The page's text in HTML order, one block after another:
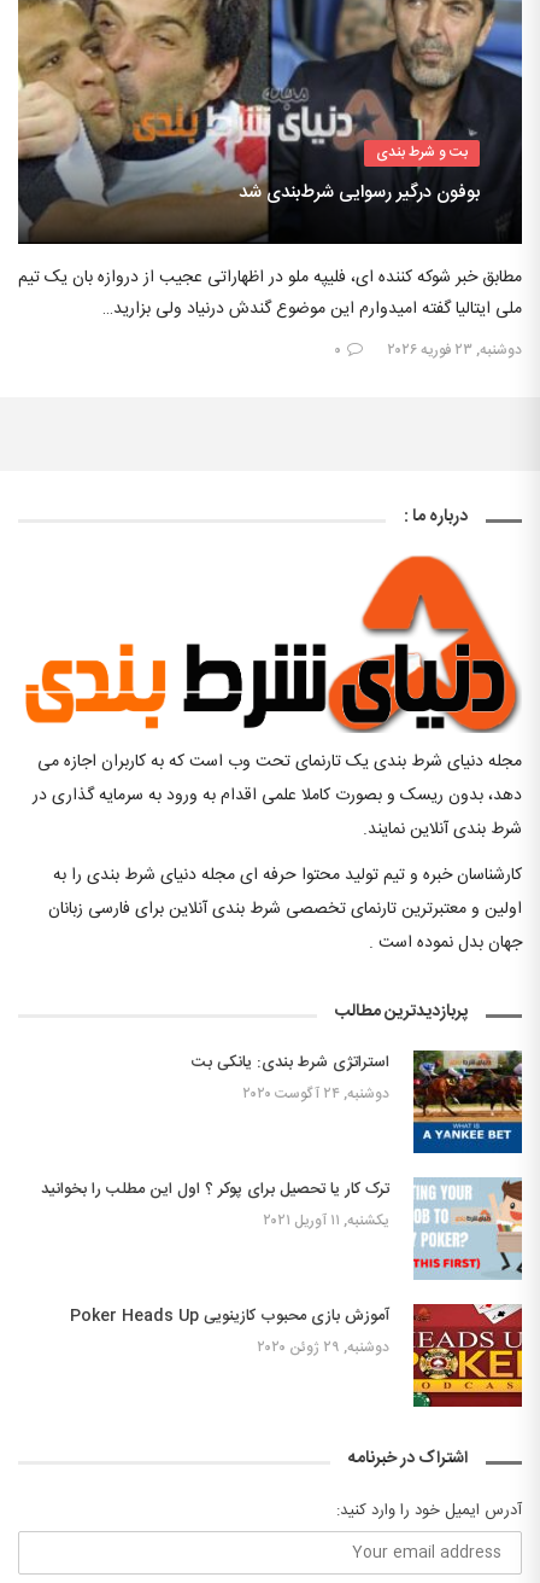
بت و شرط بندی
بوفون درگیر رسوایی شرط‌بندی شد
مطابق خبر شوکه کننده ای، فلیپه ملو در اظهاراتی عجیب از دروازه بان یک تیم
ملی ایتالیا گفته امیدوارم این موضوع گندش درنیاد ولی بزارید…
دوشنبه, ۲۳ فوریه ۲۰۲۶ ۰
درباره ما :
مجله دنیای شرط بندی یک تارنمای تحت وب است که به کاربران اجازه می
دهد، بدون ریسک و بصورت کاملا علمی اقدام به ورود به سرمایه گذاری در
شرط بندی آنلاین نمایند.
کارشناسان خبره و تیم تولید محتوا حرفه ای مجله دنیای شرط بندی را به
اولین و معتبرترین تارنمای تخصصی شرط بندی آنلاین برای فارسی زبانان
جهان بدل نموده است .
پربازدیدترین مطالب
استراتژی شرط بندی: یانکی بت
دوشنبه, ۲۴ آگوست ۲۰۲۰
ترک کار یا تحصیل برای پوکر ؟ اول این مطلب را بخوانید
یکشنبه, ۱۱ آوریل ۲۰۲۱
آموزش بازی محبوب کازینویی Poker Heads Up
دوشنبه, ۲۹ ژوئن ۲۰۲۰
اشتراک در خبرنامه
آدرس ایمیل خود را وارد کنید: